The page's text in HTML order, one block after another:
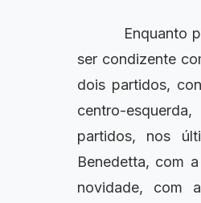
Enquanto
ser condizente
dois partidos,
centro-
partidos, nos
Benedetta, com
novidade, com